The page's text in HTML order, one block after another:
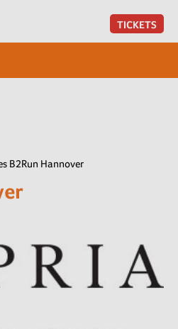
TICKETS
B2Run Hannover